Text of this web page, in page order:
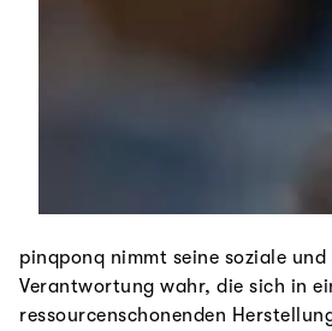
pinqponq nimmt seine soziale und
Verantwortung wahr, die sich in
ressourcenschonenden